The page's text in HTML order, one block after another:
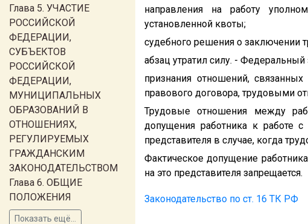
Глава 5. УЧАСТИЕ
РОССИЙСКОЙ
ФЕДЕРАЦИИ,
СУБЪЕКТОВ
РОССИЙСКОЙ
ФЕДЕРАЦИИ,
МУНИЦИПАЛЬНЫХ
ОБРАЗОВАНИЙ В
ОТНОШЕНИЯХ,
РЕГУЛИРУЕМЫХ
ГРАЖДАНСКИМ
ЗАКОНОДАТЕЛЬСТВОМ
Глава 6. ОБЩИЕ
ПОЛОЖЕНИЯ
Показать ещё...
направления на работу
установленной квоты;
судебного решения о заключении
абзац утратил силу. -
признания отношений,
правового договора, трудовыми
Трудовые отношения между
допущения работника к работе
представителя в случае, когда
Фактическое допущение
на это представителя запрещается.
Законодательство по ст. 16 ТК РФ